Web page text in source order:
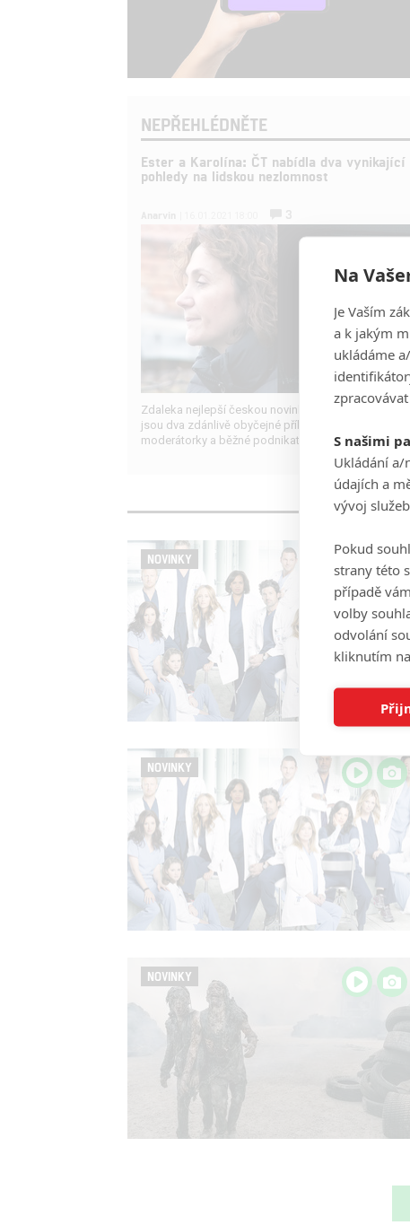
NEPŘEHLÉDNĚTE
Ester a Karolína: ČT nabídla dva vynikající
pohledy na lidskou nezlomnost
Zdaleka nejlepší českou novinkou letošního roku
jsou dva zdánlivě obyčejné příběhy známé
moderátorky a běžné podnikatelky.
NOVINKY
NOVINKY
NOVINKY
Na
Je Vaším
a k jakým
ukládáme
S našimi
Ukládání a/
údajích a
vývoj služeb
Pokud
strany této
případě
volby
odvolání
kliknutím